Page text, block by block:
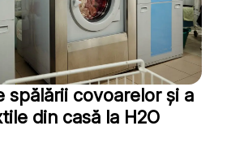
spălării covoarelor și a
din casă la H2O